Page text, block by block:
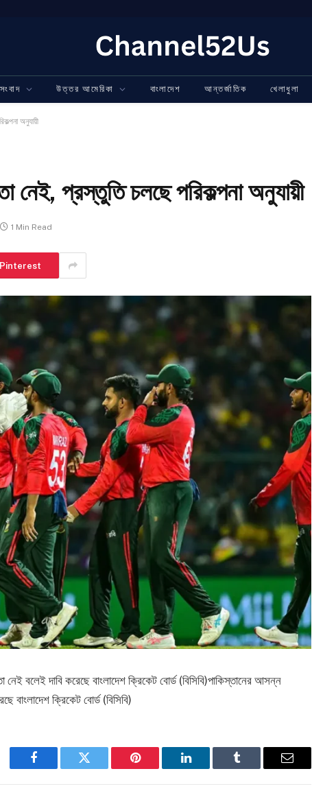
উত্তর আমেরিকা বাংলাদেশ আন্তর্জাতিক খেলাধুলা
অনুযায়ী
নেই, প্রস্তুতি চলছে পরিকল্পনা অনুযায়ী
1 Min Read
Pinterest
বলেই দাবি করেছে বাংলাদেশ ক্রিকেট বোর্ড (বিসিবি)পাকিস্তানের আসন্ন
বাংলাদেশ ক্রিকেট বোর্ড (বিসিবি)
Facebook Twitter Pinterest LinkedIn Tumblr Email